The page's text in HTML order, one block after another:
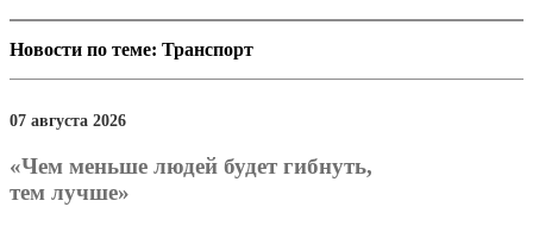
Новости по теме: Транспорт
07 августа 2026
«Чем меньше людей будет гибнуть,
тем лучше»